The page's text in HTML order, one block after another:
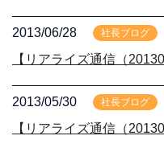
2013/06/28 社長ブログ
【リアライズ通信（
2013/05/30 社長ブログ
【リアライズ通信（